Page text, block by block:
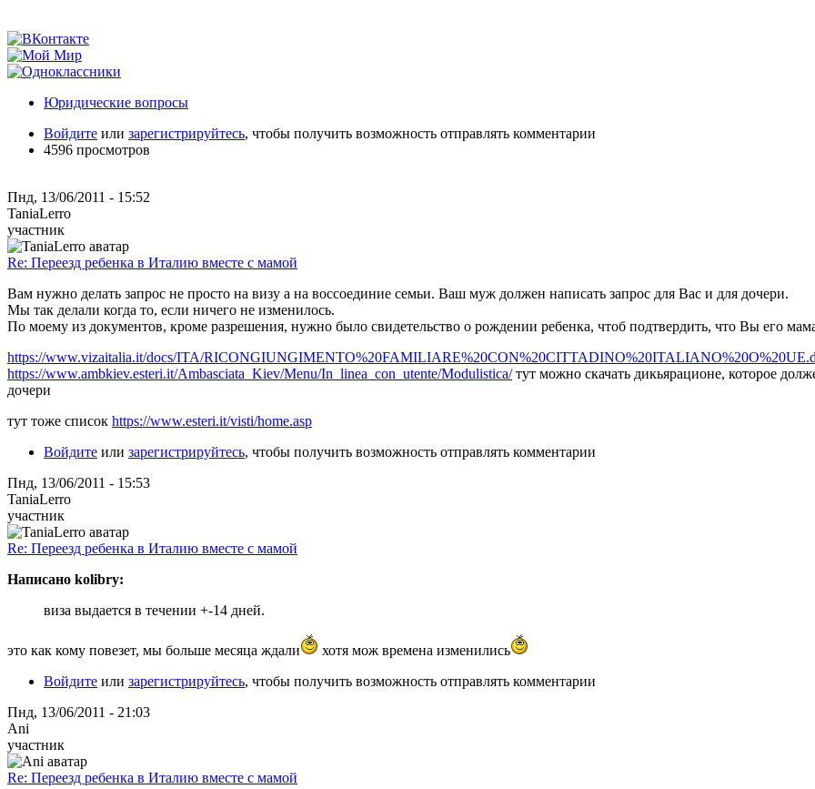
Юридические вопросы
Войдите или зарегистрируйтесь, чтобы получить возможность отправлять комментарии
4596 просмотров
Пнд, 13/06/2011 - 15:52
TaniaLerro
участник
Re: Переезд ребенка в Италию вместе с мамой
Вам нужно делать запрос не просто на визу а на воссоединие семьи. Ваш муж должен написать запрос для Вас и для дочери.
Мы так делали когда то, если ничего не изменилось.
По моему из документов, кроме разрешения, нужно было свидетельство о рождении ребенка, чтоб подтвердить, что Вы его
https://www.vizaitalia.it/docs/ITA/
https://www.ambkiev.esteri.it/Ambasciata_Kiev/Menu/In_linea_con_utente/Modulistica/тут можно скачать дикьярационе, которое
дочери
тут тоже список https://www.esteri.it/visti/home.asp
Войдите или зарегистрируйтесь, чтобы получить возможность отправлять комментарии
Пнд, 13/06/2011 - 15:53
TaniaLerro
участник
Re: Переезд ребенка в Италию вместе с мамой
Написано kolibry:
виза выдается в течении +-14 дней.
это как кому повезет, мы больше месяца ждали
хотя мож времена изменились
Войдите или зарегистрируйтесь, чтобы получить возможность отправлять комментарии
Пнд, 13/06/2011 - 21:03
Ani
участник
Re: Переезд ребенка в Италию вместе с мамой